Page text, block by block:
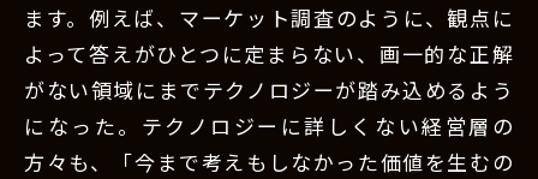
ます。例えば、マーケット調査のように、観点に
よって答えがひとつに定まらない、画一的な正解
がない領域にまでテクノロジーが踏み込めるよう
になった。テクノロジーに詳しくない経営層の
方々も、「今まで考えもしなかった価値を生むの